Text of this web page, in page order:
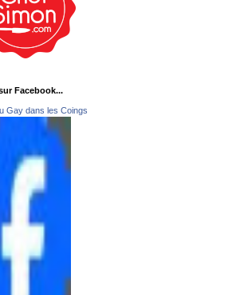
Facebook...
Gay dans les Coings